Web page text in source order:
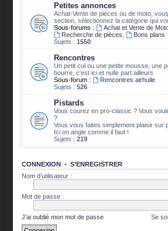
Petites annonces
Achat-Vente de pièces ou de moto,
section, sélectionnez la catégorie qui
Sous-forums :
Achat et Vente de
Recherche de pièces
Bons plans
Sujets :1550
Rencontres
Un petit cul ou une petite mousse, une
bourre, c'est ici et nulle part ailleurs
Sous-forum :
Rencontres airhuile
Sujets :526
Pistards
Vous courez en pro-classic ? Vous
?
Vous vous faites simplement plaisir sur
Ici on angle comme il faut !
Sujets :219
CONNEXION •S’ENREGISTRER
Nom d’utilisateur :
Mot de passe :
J’ai oublié mon mot de passe Se